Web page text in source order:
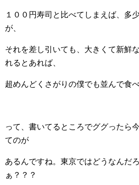
１００円寿司と比べてしまえば、多
が、
それを差し引いても、大きくて新鮮
れるとあれば、
超めんどくさがりの僕でも並んで食
って、書いてるところでググったら
てのが
あるんですね。東京ではどうなんだ
ぁ？？？